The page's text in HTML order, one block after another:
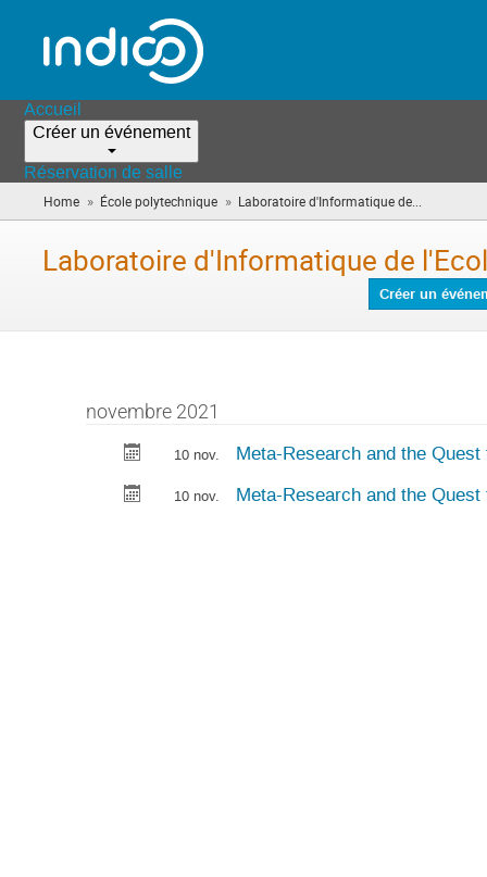
Accueil
Créer un événement
Réservation de salle
Home » École polytechnique » Laboratoire d'Informatique de...
êtes
Laboratoire d'Informatique de
Créer un
novembre 2021
10 nov. Meta-Research and the
10 nov. Meta-Research and the